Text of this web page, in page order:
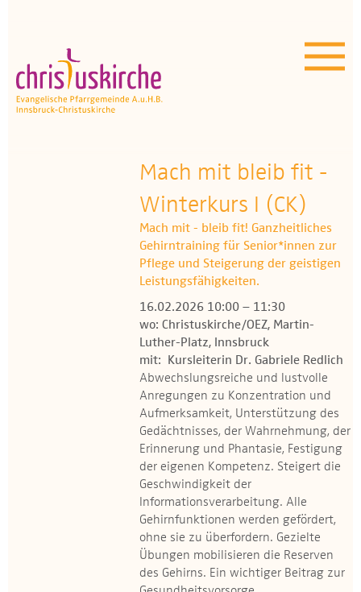
Unser Angebot
OEZ
Wissenswertes
Medien
Kontakt
Mach mit bleib fit -
Winterkurs I (CK)
Mach mit - bleib fit! Ganzheitliches
Gehirntraining für Senior*innen zur
Pflege und Steigerung der geistigen
Leistungsfähigkeiten.
16.02.2026 10:00 – 11:30
wo: Christuskirche/OEZ, Martin-
Luther-Platz, Innsbruck
mit: Kursleiterin Dr. Gabriele Redlich
Abwechslungsreiche und lustvolle
Anregungen zu Konzentration und
Aufmerksamkeit, Unterstützung des
Gedächtnisses, der Wahrnehmung, der
Erinnerung und Phantasie, Festigung
der eigenen Kompetenz. Steigert die
Geschwindigkeit der
Informationsverarbeitung. Alle
Gehirnfunktionen werden gefördert,
ohne sie zu überfordern. Gezielte
Übungen mobilisieren die Reserven
des Gehirns. Ein wichtiger Beitrag zur